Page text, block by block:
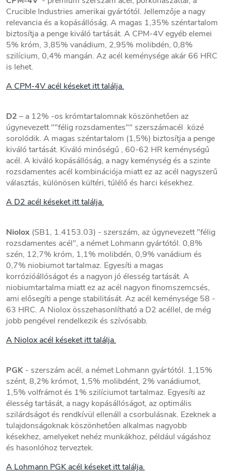
Crucible Industries amerikai gyártótól. Jellemzője a nagy
relevancia és a kopásállóság. A magas 1,35% széntartalom
biztosítja a penge kiváló tartását. A CPM-4V egyéb elemei
5% króm, 3,85% vanádium, 2,95% molibdén, 0,8%
szilícium, 0,4% mangán. Az acél keménysége akár 66 HRC
is lehet.
A CPM-4V acél késeket itt találja.
D2 – a 12% -os krómtartalomnak köszönhetően az
úgynevezett ""félig rozsdamentes"" szerszámacél közé
sorolódik. A magas széntartalom (1,5%) biztosítja a penge
kiváló tartását. Kiváló minőségű , 60-62 HR keménységű
acél. A kiváló kopásállóság, a nagy keménység és a szinte
rozsdamentes acél kombinációja miatt ez az acél nagyszerű
választás, különösen kültéri, túlélő és harci késekhez.
A D2 acél késeket itt találja.
Niolox (SB1, 1.4153.03) - szerszám, az úgynevezett "félig
rozsdamentes acél", a német Lohmann gyártótól. 0,8%
szén, 12,7% króm, 1,1% molibdén, 0,9% vanádium és
0,7% niobiumot tartalmaz. Egyesíti a magas
korrózióállóságot és a nagyon jó élesség tartását. A
niobiumtartalma miatt ez az acél nagyon finomszemcsés,
ami elősegíti a penge stabilitását. Az acél keménysége 58 -
63 HRC. A Niolox összehasonlítható a D2 acéllel, de még
jobb pengével rendelkezik és szívósabb.
A Niolox acél késeket itt találja.
PGK - szerszám acél, a német Lohmann gyártótól. 1,15%
szént, 8,2% krómot, 1,5% molibdént, 2% vanádiumot,
1,5% volfrámot és 1% szilíciumot tartalmaz. Egyesíti az
élesség tartását, a nagy kopásállóságot, az optimális
szilárdságot és rendkívül ellenáll a csorbulásnak. Ezeknek a
tulajdonságoknak köszönhetően alkalmas nagyobb
késekhez, amelyeket nehéz munkákhoz, például vágáshoz
és hasonlóhoz terveztek.
A Lohmann PGK acél késeket itt találja.